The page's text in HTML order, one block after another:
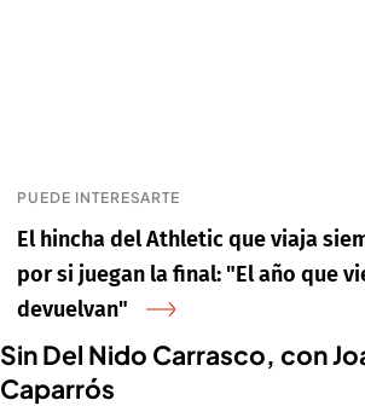
PUEDE INTERESARTE
El hincha del Athletic que viaja
por si juegan la final: "El año que
devuelvan"
Sin Del Nido Carrasco, con
Caparrós